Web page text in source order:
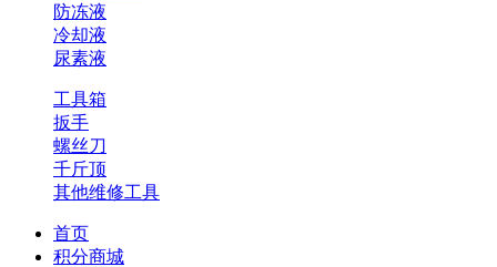
防冻液
冷却液
尿素液
工具箱
扳手
螺丝刀
千斤顶
其他维修工具
首页
积分商城